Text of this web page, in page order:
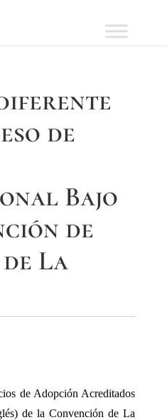
de
Bajo
de
La
de Adopción Acreditados
de la Convención de La